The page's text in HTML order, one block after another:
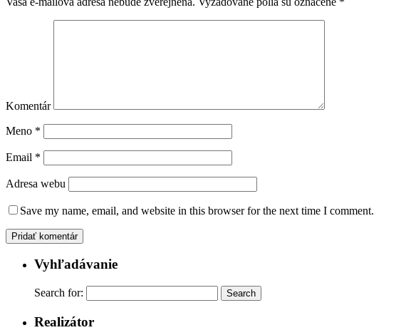
Komentár
Meno *
Email *
Adresa webu
Save my name, email, and website in this browser for the next time I comment.
Vyhľadávanie
Search for:
Realizátor